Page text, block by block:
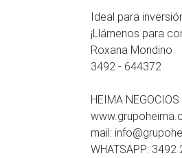
Ideal para
¡Llámenos para
Roxana Mondino
3492 - 644372
HEIMA
mail:
WHATSAPP: 3492